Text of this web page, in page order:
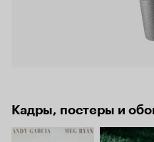
Кадры, постеры и